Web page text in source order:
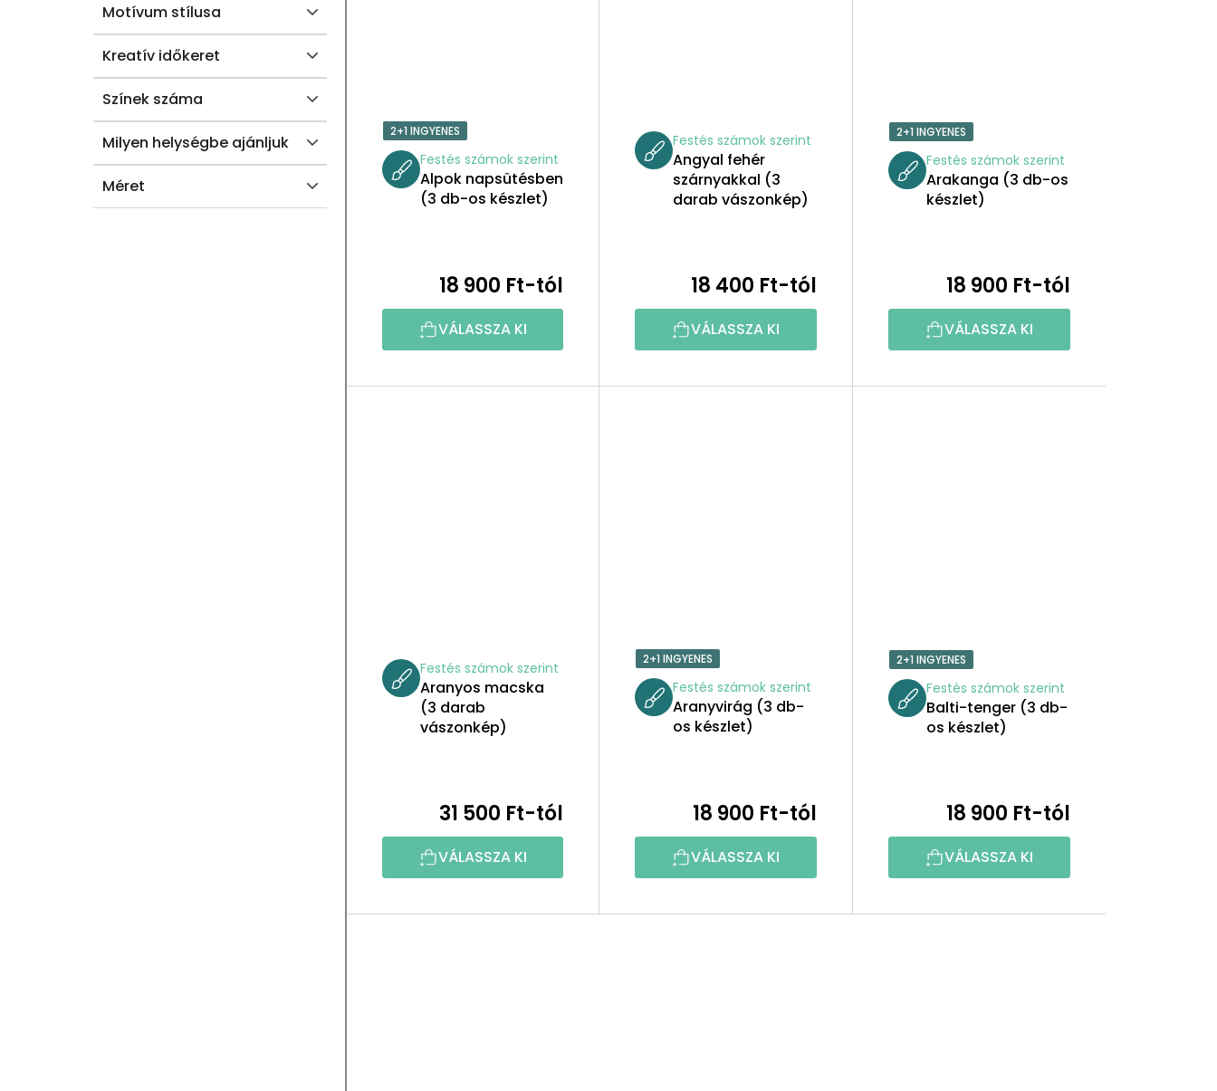
Motívum stílusa
Kreatív időkeret
Színek száma
Milyen helységbe ajánljuk
Méret
2+1 INGYENES
Festés számok szerint
Alpok napsütésben
(3 db-os készlet)
18 900 Ft-tól
VÁLASSZA KI
Festés számok szerint
Angyal fehér
szárnyakkal (3
darab vászonkép)
18 400 Ft-tól
VÁLASSZA KI
2+1 INGYENES
Festés számok szerint
Arakanga (3 db-os
készlet)
18 900 Ft-tól
VÁLASSZA KI
Festés számok szerint
Aranyos macska
(3 darab
vászonkép)
31 500 Ft-tól
VÁLASSZA KI
2+1 INGYENES
Festés számok szerint
Aranyvirág (3 db-
os készlet)
18 900 Ft-tól
VÁLASSZA KI
2+1 INGYENES
Festés számok szerint
Balti-tenger (3 db-
os készlet)
18 900 Ft-tól
VÁLASSZA KI